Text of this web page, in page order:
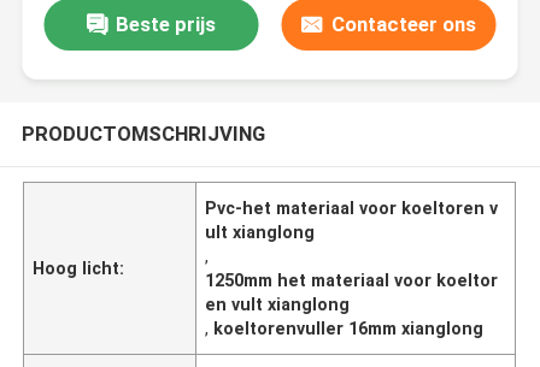
Beste prijs Contacteer ons
PRODUCTOMSCHRIJVING
Hoog licht:
Pvc-het materiaal voor koeltoren v
ult xianglong
,
1250mm het materiaal voor koeltor
en vult xianglong
, koeltorenvuller 16mm xianglong